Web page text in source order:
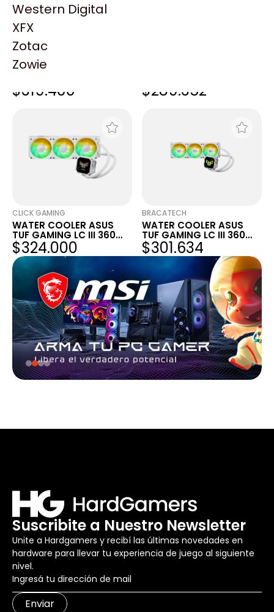
Western Digital
XFX
Zotac
Zowie
WATER COOLER ASUS
$319.400 $289.352
CLICK GAMING
WATER COOLER ASUS
TUF GAMING LC III 360
ARGB LCD WHITE
$324.000
BRACATECH
WATER COOLER ASUS
TUF GAMING LC III 360
ARGB LCD W
$301.634
Suscribite a Nuestro Newsletter
Unite a Hardgamers y recibí las últimas novedades en
hardware para llevar tu experiencia de juego al siguiente
nivel.
Enviar